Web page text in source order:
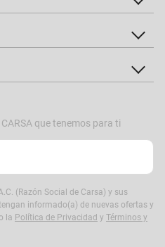
que tenemos para ti
(Razón Social de Carsa) y sus
informado(a) de nuevas ofertas y
la Política de Privacidad y Términos y